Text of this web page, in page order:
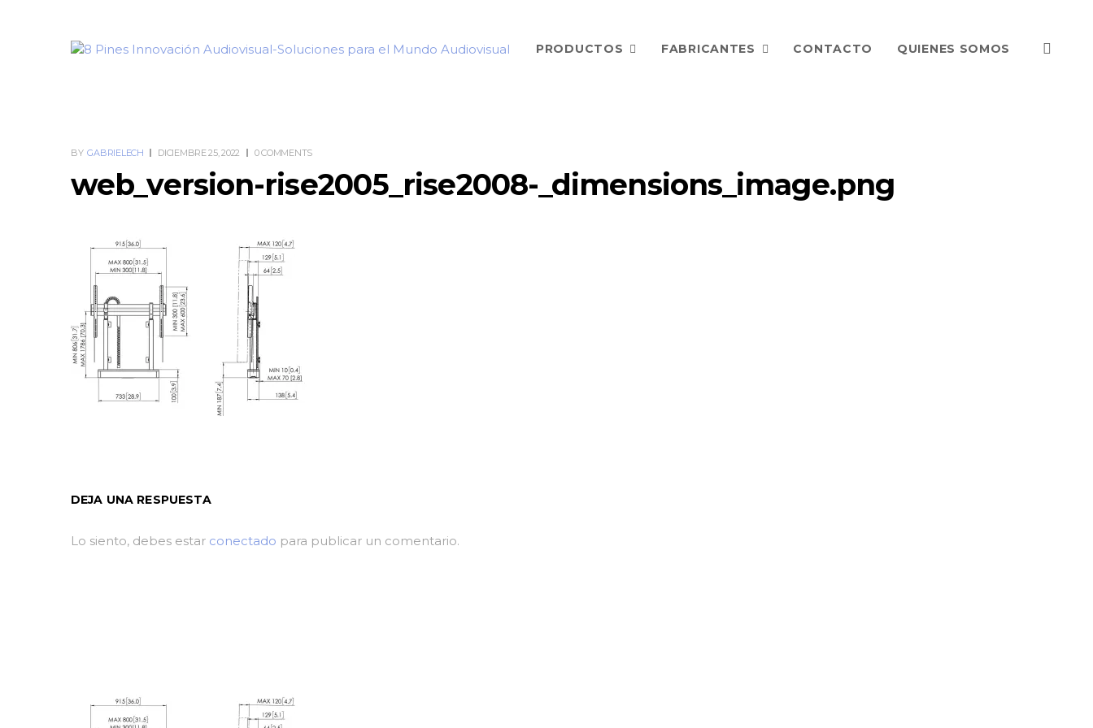
PRODUCTOS FABRICANTES CONTACTO QUIENES SOMOS
BY GABRIELECH DICIEMBRE 25, 2022 0 COMMENTS
web_version-rise2005_rise2008-_dimensions_image.png
DEJA UNA RESPUESTA
Lo siento, debes estar conectado para publicar un comentario.